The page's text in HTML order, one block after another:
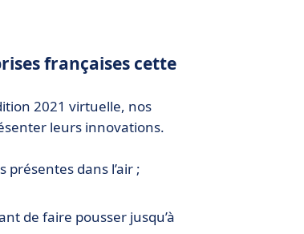
françaises cette
2021 virtuelle, nos
leurs innovations.
dans l’air ;
de faire pousser jusqu’à